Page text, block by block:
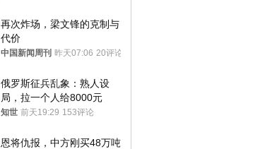
再次炸场，梁文锋的克制与
代价
中国新闻周刊 昨天07:06 20评论
俄罗斯征兵乱象：熟人设
局，拉一个人给8000元
知世 前天19:29 153评论
恩将仇报，中方刚买48万吨